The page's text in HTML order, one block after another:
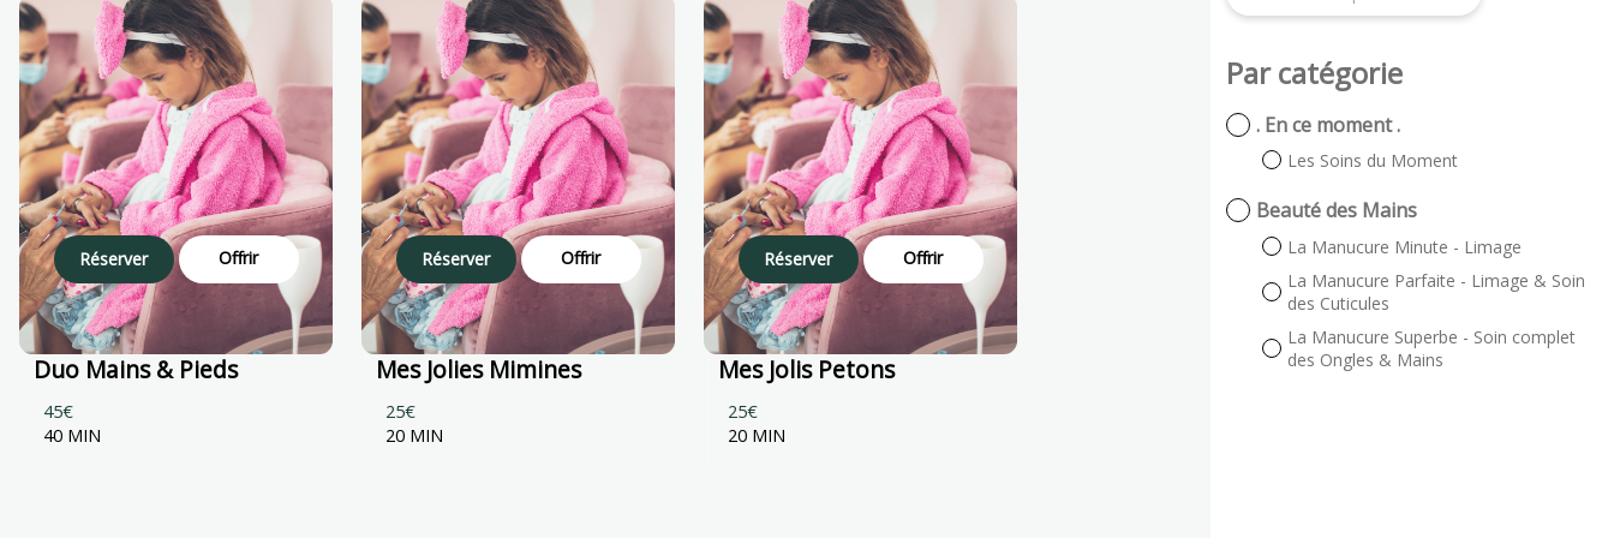
Par catégorie
. En ce moment .
Les Soins du Moment
Beauté des Mains
La Manucure Minute - Limage
La Manucure Parfaite - Limage & Soin
des Cuticules
La Manucure Superbe - Soin complet
des Ongles & Mains
Réserver Offrir
Duo Mains & Pieds
45€
40 MIN
Réserver Offrir
Mes Jolies Mimines
25€
20 MIN
Réserver Offrir
Mes Jolis Petons
25€
20 MIN